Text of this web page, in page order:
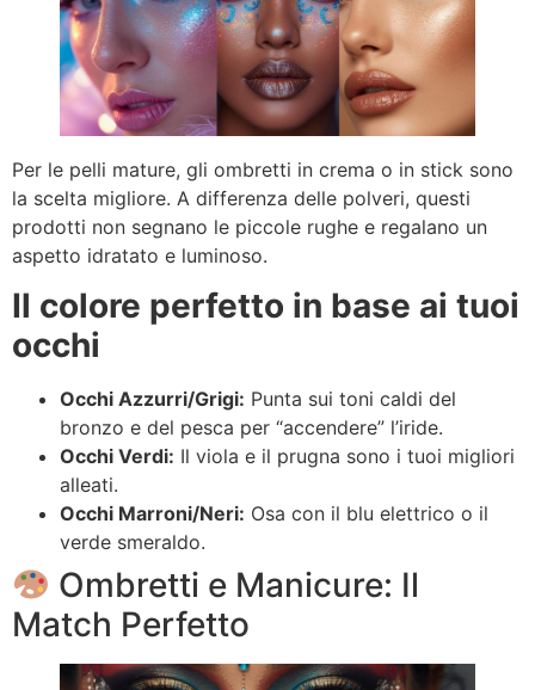
Per le pelli mature, gli ombretti in crema o in stick sono
la scelta migliore. A differenza delle polveri, questi
prodotti non segnano le piccole rughe e regalano un
aspetto idratato e luminoso.
Il colore perfetto in base ai tuoi
occhi
Occhi Azzurri/Grigi: Punta sui toni caldi del
bronzo e del pesca per “accendere” l’iride.
Occhi Verdi: Il viola e il prugna sono i tuoi migliori
alleati.
Occhi Marroni/Neri: Osa con il blu elettrico o il
verde smeraldo.
Ombretti e Manicure: Il
Match Perfetto